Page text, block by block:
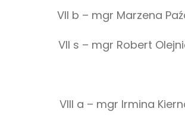
VII b – mgr Marzena
VII s – mgr Robert
VIII a – mgr Irmina